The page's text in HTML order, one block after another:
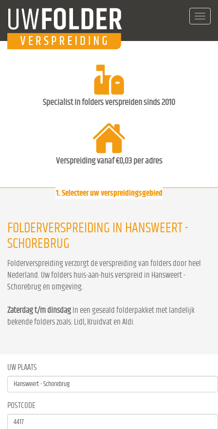
Specialist in folders verspreiden sinds 2010
Verspreiding vanaf €0,03 per adres
1. Selecteer uw verspreidingsgebied
FOLDERVERSPREIDING IN HANSWEERT -
SCHOREBRUG
Folderverspreiding verzorgt de verspreiding van folders door heel
Nederland. Uw folders huis-aan-huis verspreid in Hansweert -
Schorebrug en omgeving.
Zaterdag t/m dinsdag In een geseald folderpakket met landelijk
bekende folders zoals: Lidl, Kruidvat en Aldi.
UW PLAATS
POSTCODE